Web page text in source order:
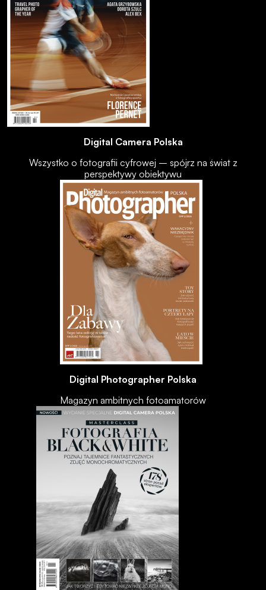
Digital Camera Polska
Wszystko o fotografii cyfrowej – spójrz na świat z
perspektywy obiektywu
Digital Photographer Polska
Magazyn ambitnych fotoamatorów